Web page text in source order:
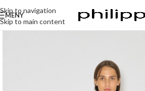
Skip to navigation
Skip to main content
MENY